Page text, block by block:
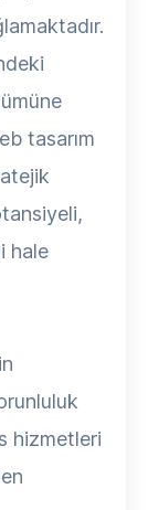
tasarım
hale
hizmetleri